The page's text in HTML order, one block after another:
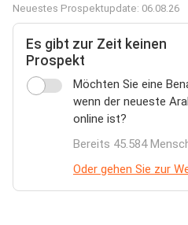
Neuestes Prospektupdate: 06.08.26
Es gibt zur Zeit keinen
Prospekt
Möchten Sie eine
wenn der neueste
online ist?
Bereits 45.584
Oder gehen Sie zur